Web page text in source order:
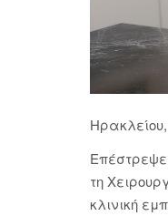
Επέστρεψε
τη
κλινική